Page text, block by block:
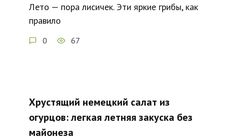
Лето — пора лисичек. Эти яркие грибы, как
правило
0 67
Хрустящий немецкий салат из
огурцов: легкая летняя закуска без
майонеза